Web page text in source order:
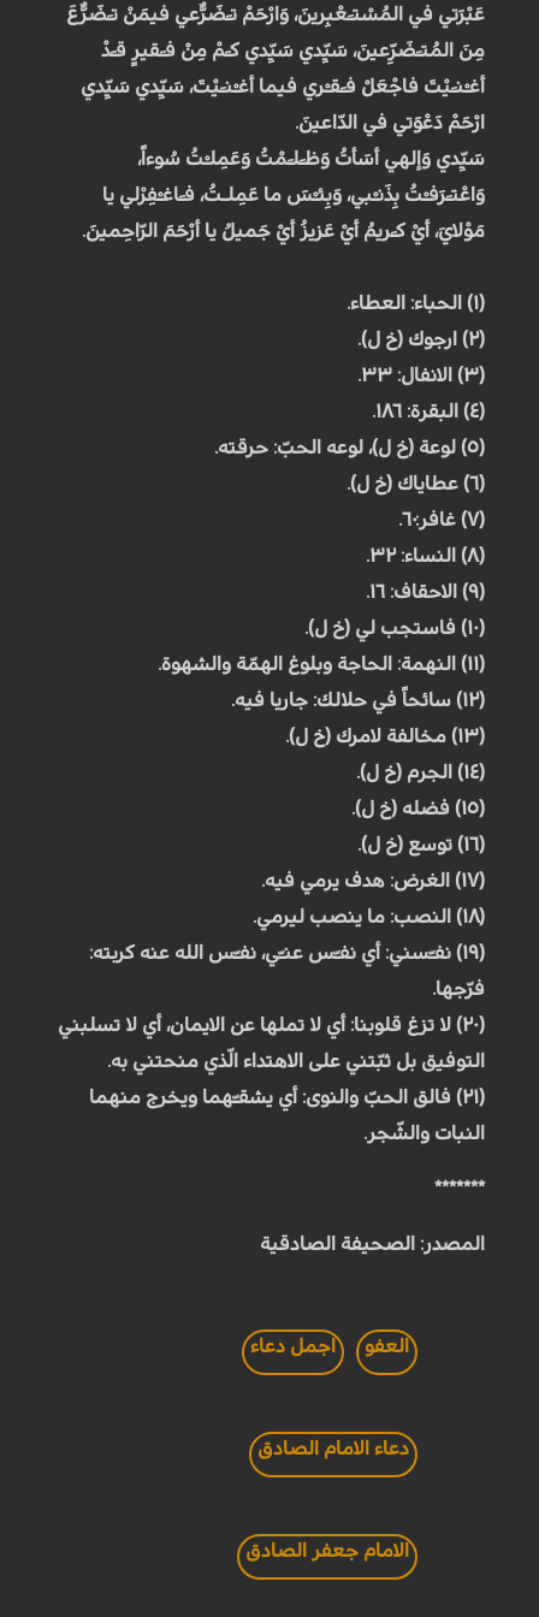
عَبْرَتي في المُسْتـَعْبِرينَ، وَارْحَمْ تـَضَرُّعي فيمَنْ تـَضَرُّعَ
مِنَ المُتـَضَرِّعينَ، سَيِّدي سَيِّدي كـَمْ مِنْ فـَقيرٍ قـَدْ
أغـْنـَيْتَ فاجْعَلْ فـَقـْري فيما أغـْنـَيْتَ، سَيِّدي سَيِّدي
ارْحَمْ دَعْوَتي في الدّاعينَ.
سَيِّدي وَإلهي أسَأتُ وَظـَلـَمْتُ وَعَمِلـْتُ سُوءاً،
وَاعْتـَرَفـْتُ بِذَنـْبي، وَبِئـْسَ ما عَمِلـتُ، فـَاغـْفِرْلي يا
مَوْلايَ، أيْ كـَريمُ أيْ عَزيزُ أيْ جَميلُ يا أرْحَمَ الرّاحِمينَ.
(۱) الحباء: العطاء.
(۲) ارجوك (خ ل).
(۳) الانفال: ۳۳.
(٤) البقرة: ۱۸٦.
(٥) لوعة (خ ل)، لوعه الحبّ: حرقته.
(٦) عطاياك (خ ل).
(۷) غافر: ٦۰.
(۸) النساء: ۳۲.
(۹) الاحقاف: ۱٦.
(۱۰) فاستجب لي (خ ل).
(۱۱) النهمة: الحاجة وبلوغ الهمّة والشهوة.
(۱۲) سائحاً في حلالك: جاريا فيه.
(۱۳) مخالفة لامرك (خ ل).
(۱٤) الجرم (خ ل).
(۱٥) فضله (خ ل).
(۱٦) توسع (خ ل).
(۱۷) الغرض: هدف يرمي فيه.
(۱۸) النصب: ما ينصب ليرمي.
(۱۹) نفـّسني: أي نفـّس عنـّي، نفـّس الله عنه كربته:
فرّجها.
(۲۰) لا تزغ قلوبنا: أي لا تملها عن الايمان، أي لا تسلبني
التوفيق بل ثبّتني على الاهتداء الّذي منحتني به.
(۲۱) فالق الحبّ والنوى: أي يشقـّهما ويخرج منهما
النبات والشّجر.
*******
المصدر: الصحيفة الصادقية
العفو اجمل دعاء
دعاء الامام الصادق
الامام جعفر الصادق